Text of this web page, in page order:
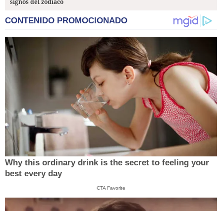
signos del zodiaco
CONTENIDO PROMOCIONADO
Why this ordinary drink is the secret to feeling your
best every day
CTA Favorite